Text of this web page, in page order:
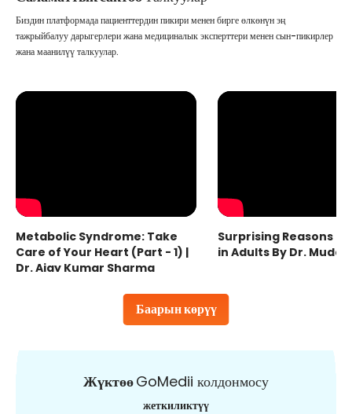
Баарын көрүү
Биздин платформада пациенттердин пикири менен бирге өлкөнүн эң
тажрыйбалуу дарыгерлери жана медициналык эксперттери менен сын-пикирлер
жана маанилүү талкуулар.
Metabolic Syndrome: Take
Care of Your Heart (Part - 1) |
Dr. Ajay Kumar Sharma
Surprising Reasons
in Adults By Dr.
ЖүктөөGoMedii колдонмосу
жеткиликтүү